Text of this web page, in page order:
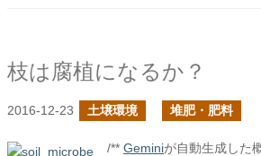
枝は腐植になるか？
2016-12-23 土壌環境 堆肥・肥料
/** Geminiが自動生成した